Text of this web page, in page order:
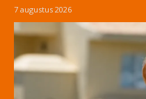
7 augustus 2026